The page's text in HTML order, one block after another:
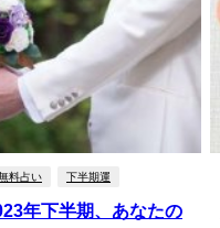
料占い 下半期運
年下半期、あなたの